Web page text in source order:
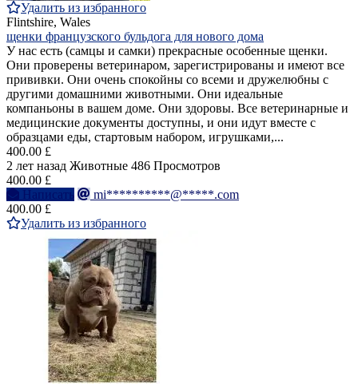
Удалить из избранного
Flintshire, Wales
щенки французского бульдога для нового дома
У нас есть (самцы и самки) прекрасные особенные щенки.
Они проверены ветеринаром, зарегистрированы и имеют все
прививки. Они очень спокойны со всеми и дружелюбны с
другими домашними животными. Они идеальные
компаньоны в вашем доме. Они здоровы. Все ветеринарные и
медицинские документы доступны, и они идут вместе с
образцами еды, стартовым набором, игрушками,...
400.00 £
2 лет назад Животные 486 Просмотров
400.00 £
Написать
mi**********@*****.com
400.00 £
Удалить из избранного